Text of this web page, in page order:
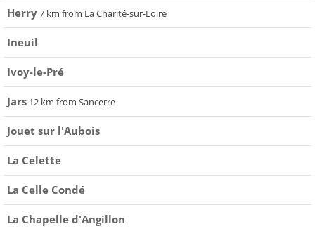
Herry7 km from La Charité-sur-Loire
Ineuil
Ivoy-le-Pré
Jars 12 km from Sancerre
Jouet sur l'Aubois
La Celette
La Celle Condé
La Chapelle d'Angillon